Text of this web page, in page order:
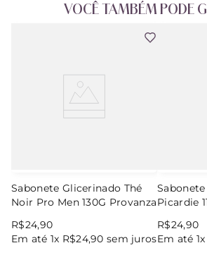
VOCÊ TAMBÉM PODE
Sabonete Glicerinado Thé
Noir Pro Men 130G Provanza
R$24,90
Em até 1x R$24,90 sem juros
Picardie
R$24,90
Em até 1x